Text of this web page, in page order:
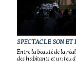
SPECTACLE SON
Entre la beauté de la
des habitants et un feu